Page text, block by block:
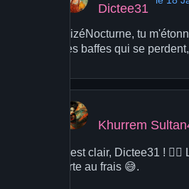
Dictee31
AlizéNocturne, tu
des baffes qui se
Khurrem
C'est clair, Dictee31 !
tarte au frais 😅.